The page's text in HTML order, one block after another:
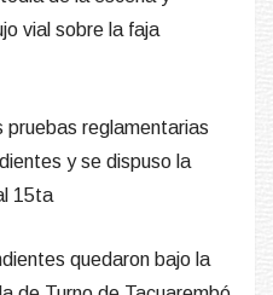
quedaron bajo la
de Turno de Tacuarembó